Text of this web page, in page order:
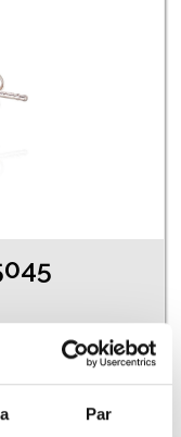
Par